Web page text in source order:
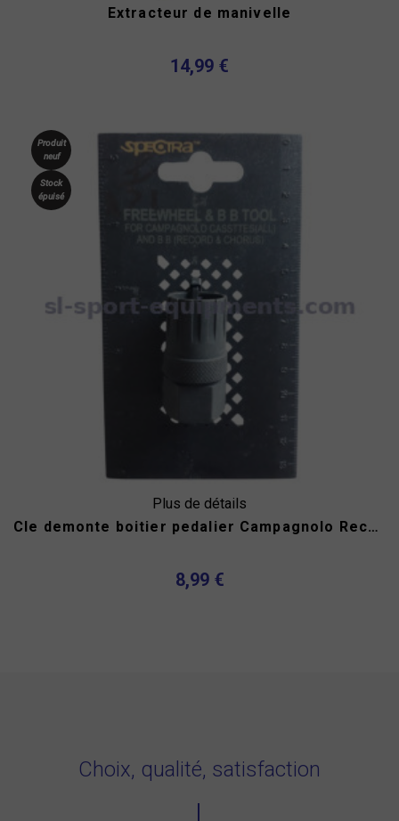
Extracteur de manivelle
14,99 €
Plus de détails
Produit
neuf
Stock
épuisé
Cle demonte boitier pedalier Campagnolo Record Chorus
8,99 €
Choix, qualité, satisfaction